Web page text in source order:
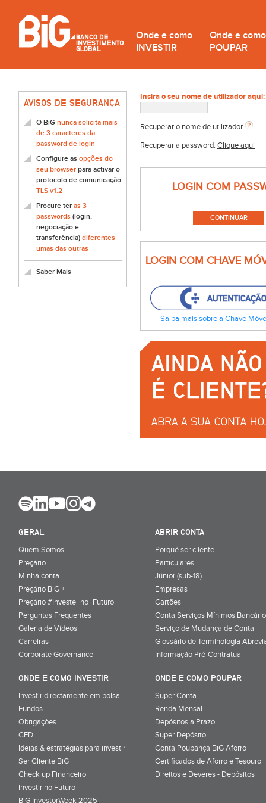
Onde e como
INVESTIR
Onde e como
POUPAR
AVISOS DE SEGURANÇA
O BiG nunca solicita mais
de 3 caracteres da
password de login
Configure as opções do
seu browser para activar o
protocolo de comunicação
TLS v1.2
Procure ter as 3
passwords (login,
negociação e
transferência) diferentes
umas das outras
Saber Mais
Insira o seu nome de utilizador aqui:
Recuperar o nome de utilizador
Recuperar a password: Clique aqui
LOGIN COM
LOGIN COM CHAVE
Saiba mais sobre a Chave
GERAL
Quem Somos
Preçário
Minha conta
Preçário BiG +
Preçário #Investe_no_Futuro
Perguntas Frequentes
Galeria de Vídeos
Carreiras
Corporate Governance
ABRIR CONTA
Porquê ser cliente
Particulares
Júnior (sub-18)
Empresas
Cartões
Conta Serviços Mínimos
Serviço de Mudança de Conta
Glossário de Terminologia
Informação Pré-Contratual
ONDE E COMO INVESTIR
Investir directamente em bolsa
Fundos
Obrigações
CFD
Ideias & estratégias para investir
Ser Cliente BiG
Check up Financeiro
Investir no Futuro
BiG InvestorWeek 2025;
ONDE E COMO POUPAR
Super Conta
Renda Mensal
Depósitos a Prazo
Super Depósito
Conta Poupança BiG Aforro
Certificados de Aforro e Tesouro
Direitos e Deveres - Depósitos